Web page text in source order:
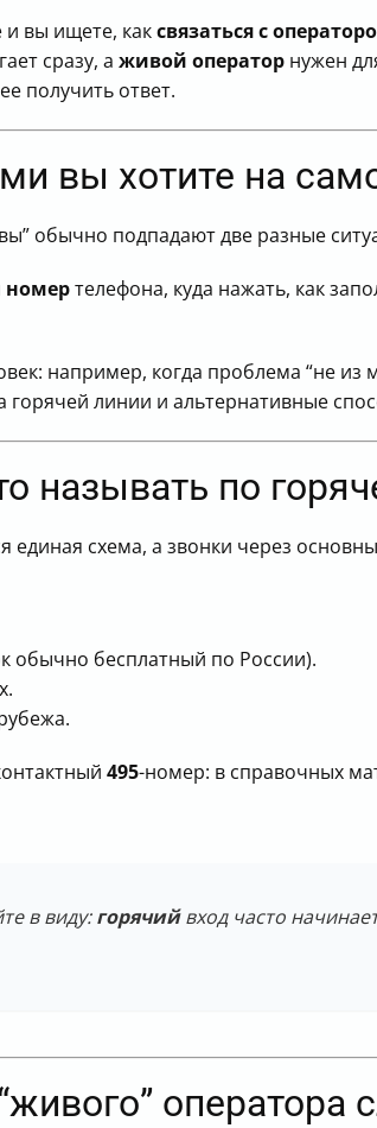
ждать линии
поддержка “с человеком”
и вы ищете, каксвязаться с
сразу, а живой оператор нужен
получить ответ.
вы хотите на
обычно подпадают две разные
номертелефона, куда нажать, как
например, когда проблема “не из
горячей линии и альтернативные
называть по
единая схема, а звонки через
обычно бесплатный по России).
495-номер: в справочных
в виду:горячийвход часто
оператора